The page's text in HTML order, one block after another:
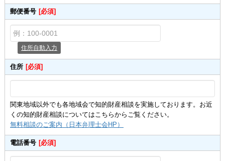
郵便番号 [必須]
住所自動入力
住所 [必須]
関東地域以外でも各地域会で知的財産相談を実施しております。お近
くの知的財産相談についてはこちらからご覧ください。
無料相談のご案内（日本弁理士会HP）
電話番号 [必須]